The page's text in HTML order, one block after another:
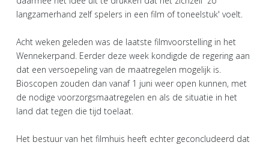
langzamerhand zelf spelers in een film of toneelstuk' voelt.
Acht weken geleden was de laatste filmvoorstelling in het
Wennekerpand. Eerder deze week kondigde de regering aan
dat een versoepeling van de maatregelen mogelijk is.
Bioscopen zouden dan vanaf 1 juni weer open kunnen, met
de nodige voorzorgsmaatregelen en als de situatie in het
land dat tegen die tijd toelaat.
Het bestuur van het filmhuis heeft echter geconcludeerd dat